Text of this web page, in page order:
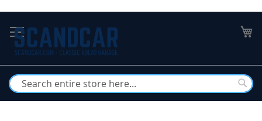
to
Content